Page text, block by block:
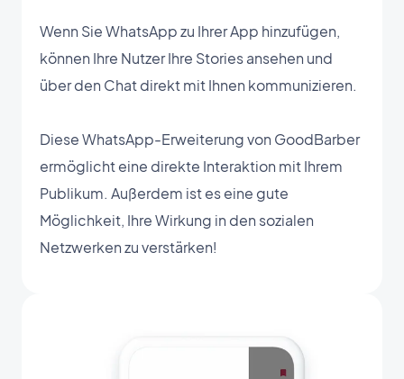
Wenn Sie WhatsApp zu Ihrer App hinzufügen,
können Ihre Nutzer Ihre Stories ansehen und
über den Chat direkt mit Ihnen kommunizieren.
Diese WhatsApp-Erweiterung von GoodBarber
ermöglicht eine direkte Interaktion mit Ihrem
Publikum. Außerdem ist es eine gute
Möglichkeit, Ihre Wirkung in den sozialen
Netzwerken zu verstärken!